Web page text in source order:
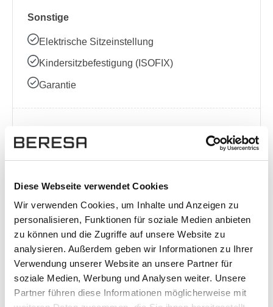
Diese Webseite verwendet Cookies
Wir verwenden Cookies, um Inhalte und Anzeigen zu
personalisieren, Funktionen für soziale Medien anbieten
zu können und die Zugriffe auf unsere Website zu
analysieren. Außerdem geben wir Informationen zu Ihrer
Verwendung unserer Website an unsere Partner für
soziale Medien, Werbung und Analysen weiter. Unsere
Partner führen diese Informationen möglicherweise mit
Sonstige
Elektrische Sitzeinstellung
Kindersitzbefestigung (ISOFIX)
Garantie
Standort
Osnabrück
Blumenhaller Weg 155
49078 Osnabrück
Anfahrt (Google Maps)